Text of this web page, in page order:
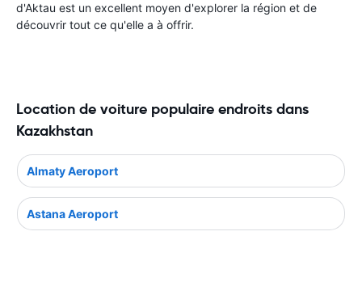
d'Aktau est un excellent moyen d'explorer la région et de
découvrir tout ce qu'elle a à offrir.
Location de voiture populaire endroits dans
Kazakhstan
Almaty Aeroport
Astana Aeroport